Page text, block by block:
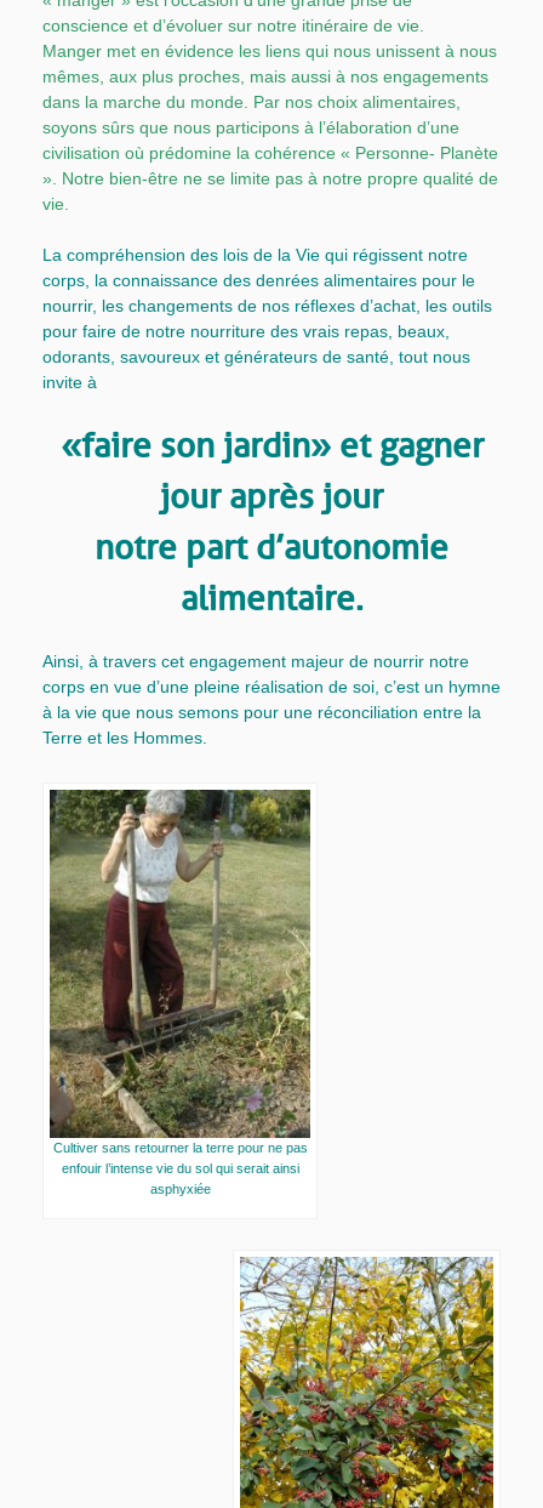
conscience et d’évoluer sur notre itinéraire de vie.
Manger met en évidence les liens qui nous unissent à nous
mêmes, aux plus proches, mais aussi à nos engagements
dans la marche du monde. Par nos choix alimentaires,
soyons sûrs que nous participons à l’élaboration d’une
civilisation où prédomine la cohérence « Personne- Planète
». Notre bien-être ne se limite pas à notre propre qualité de
vie.
La compréhension des lois de la Vie qui régissent notre
corps, la connaissance des denrées alimentaires pour le
nourrir, les changements de nos réflexes d’achat, les outils
pour faire de notre nourriture des vrais repas, beaux,
odorants, savoureux et générateurs de santé, tout nous
invite à
« faire son jardin » et gagner
jour après jour
notre part d’autonomie
alimentaire.
Ainsi, à travers cet engagement majeur de nourrir notre
corps en vue d’une pleine réalisation de soi, c’est un hymne
à la vie que nous semons pour une réconciliation entre la
Terre et les Hommes.
Cultiver sans retourner la terre pour ne pas
enfouir l’intense vie du sol qui serait ainsi
asphyxiée